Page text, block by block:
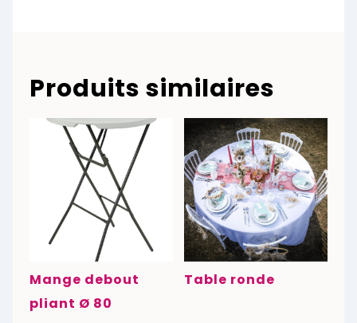
Produits similaires
Mange debout
pliant Ø 80
Table ronde